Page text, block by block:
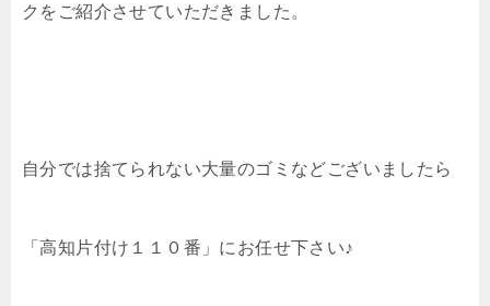
クをご紹介させていただきました。
自分では捨てられない大量のゴミなどございましたら
「高知片付け１１０番」にお任せ下さい♪